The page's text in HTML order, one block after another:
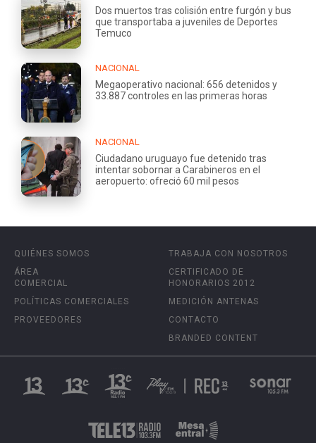
Dos muertos tras colisión entre furgón y bus
que transportaba a juveniles de Deportes
Temuco
NACIONAL
Megaoperativo nacional: 656 detenidos y
33.887 controles en las primeras horas
NACIONAL
Ciudadano uruguayo fue detenido tras
intentar sobornar a Carabineros en el
aeropuerto: ofreció 60 mil pesos
QUIÉNES SOMOS
ÁREA
COMERCIAL
POLÍTICAS COMERCIALES
PROVEEDORES
TRABAJA CON NOSOTROS
CERTIFICADO DE
HONORARIOS 2012
MEDICIÓN ANTENAS
CONTACTO
BRANDED CONTENT